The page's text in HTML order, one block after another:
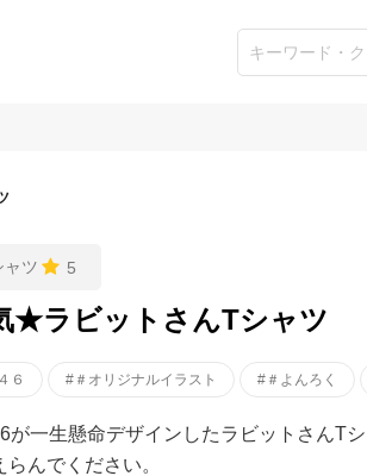
ャツ 5
★ラビットさんTシャツ
６ #＃オリジナルイラスト #＃よんろく
が一生懸命デザインしたラビットさんTシ
んでください。